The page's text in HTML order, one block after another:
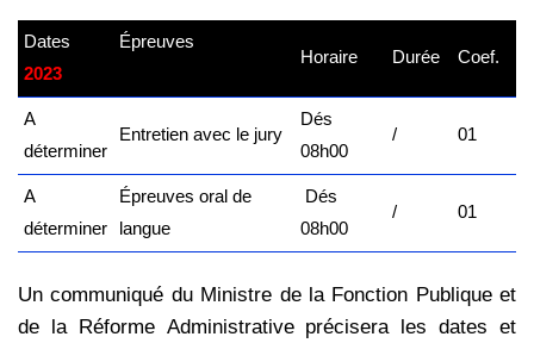
Dates
2023
Épreuves
Horaire Durée Coef.
A
déterminer
Entretien avec le jury
Dés
08h00
/ 01
A
déterminer
Épreuves oral de
langue
Dés
08h00
/ 01
Un communiqué du Ministre de la Fonction Publique et
de la Réforme Administrative précisera les dates et